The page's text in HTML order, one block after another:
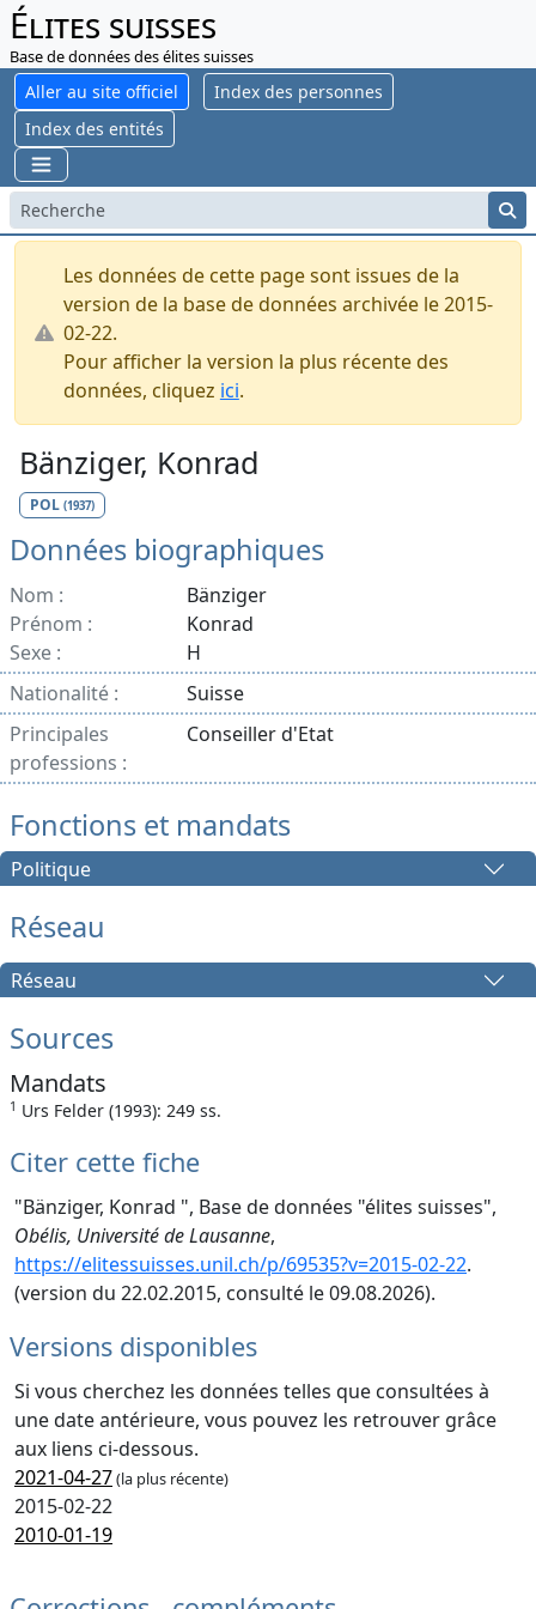
Élites suisses
Base de données des élites suisses
Aller au site officiel
Index des personnes
Index des entités
Les données de cette page sont issues de la
version de la base de données archivée le 2015-
02-22.
Pour afficher la version la plus récente des
données, cliquez ici.
Bänziger, Konrad
POL (1937)
Données biographiques
Nom :
Bänziger
Prénom :
Konrad
Sexe :
H
Nationalité :
Suisse
Principales
professions :
Conseiller d'Etat
Fonctions et mandats
Politique
Réseau
Réseau
Sources
Mandats
1 Urs Felder (1993): 249 ss.
Citer cette fiche
"Bänziger, Konrad ", Base de données "élites suisses",
Obélis, Université de Lausanne,
https://elitessuisses.unil.ch/p/69535?v=2015-02-22.
(version du 22.02.2015, consulté le 09.08.2026).
Versions disponibles
Si vous cherchez les données telles que consultées à
une date antérieure, vous pouvez les retrouver grâce
aux liens ci-dessous.
2021-04-27(la plus récente)
2015-02-22
2010-01-19